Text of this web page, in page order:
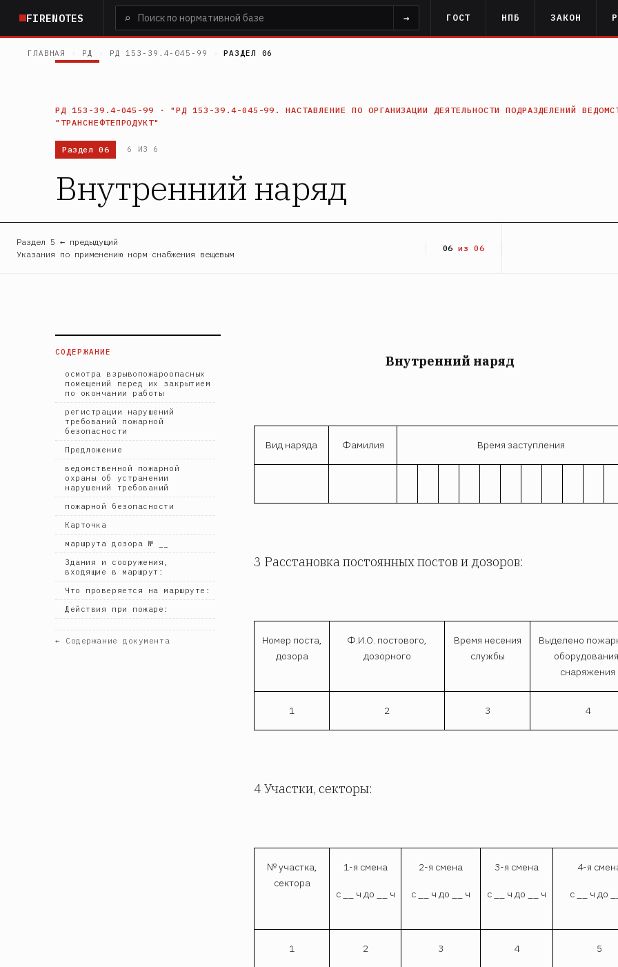
основному
содержанию
FIRENOTES ⌕ → ГОСТ НПБ ЗАКОН
ГЛАВНАЯ РД РД 153-39.4-045-99 РАЗДЕЛ 06
РД 153-39.4-045-99 · "РД 153-39.4-045-99. НАСТАВЛЕНИЕ ПО ОРГАНИЗАЦИИ ДЕЯТЕЛЬНОСТИ ПОДРАЗДЕЛЕНИЙ
"ТРАНСНЕФТЕПРОДУКТ"
Раздел 06 6 ИЗ 6
Внутренний наряд
Раздел 5 ← предыдущий
Указания по применению норм снабжения вещевым
06 из 06
СОДЕРЖАНИЕ
осмотра взрывопожароопасных
помещений перед их закрытием
по окончании работы
регистрации нарушений
требований пожарной
безопасности
Предложение
ведомственной пожарной
охраны об устранении
нарушений требований
пожарной безопасности
Карточка
маршрута дозора № __
Здания и сооружения,
входящие в маршрут:
Что проверяется на маршруте:
Действия при пожаре:
← Содержание документа
Внутренний наряд
Вид наряда Фамилия Время заступления
3 Расстановка постоянных постов и дозоров:
Номер поста,
дозора
Ф.И.О. постового,
дозорного
Время несения
службы
Выделено
снаряжения
1 2 3 4
4 Участки, секторы:
№ участка,
сектора
1-я смена
с __ ч до __ ч
2-я смена
с __ ч до __ ч
3-я смена
с __ ч до __ ч
4-я
с __ ч до
1 2 3 4 5